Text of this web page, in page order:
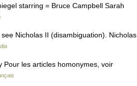
starring = Bruce Campbell Sarah
Nicholas II (disambiguation). Nicholas
les articles homonymes, voir